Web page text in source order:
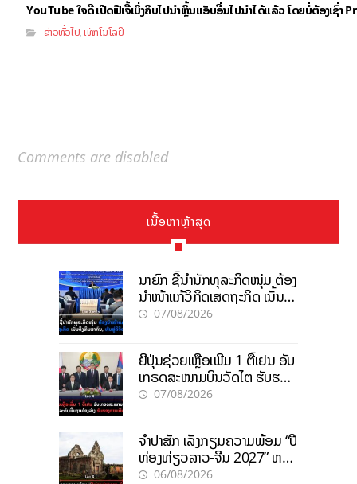
YouTube ໃຈດີ ເປີດຟີເຈີ້ເບິ່ງຄິບໄປນຳຫຼິ້ນແອັບອື່ນໄປນຳໄດ້ແລ້ວ ໂດຍບໍ່ຕ້ອງເຊົ່າ
ຂ່າວທົ່ວໄປ ,ເທັກໂນໂລຢີ
Comments are disabled
ເນື້ອຫາຫຼ້າສຸດ
ນາຍົກ ຊີ້ນຳນັກທຸລະກິດໜຸ່ມ ຕ້ອງ
ນຳໜ້າແກ້ວິກິດເສດຖະກິດ ເນັ້ນດຶງ
ທຶນສາກົນ, ຫັນສູ່ດິຈິຕອນ
07/08/2026
ຍີ່ປຸ່ນຊ່ວຍເຫຼືອເພີ່ມ 1 ຕື້ເຢນ ອັບ
ເກຣດສະໜາມບິນວັດໄຕ ຮັບຮອງ
ການເຕີບໂຕ
07/08/2026
ຈຳປາສັກ ເລັ່ງກຽມຄວາມພ້ອມ “ປີ
ທ່ອງທ່ຽວລາວ-ຈີນ 2027” ຫວັງ
ກະຕຸ້ນເສດຖະກິດທ້ອງຖິ່ນ
06/08/2026